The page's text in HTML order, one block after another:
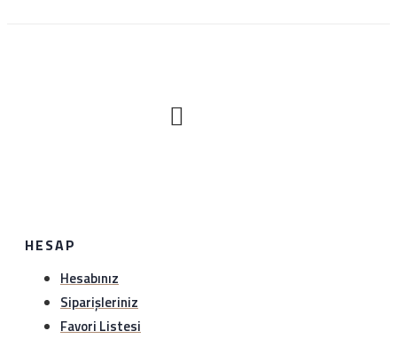
HESAP
Hesabınız
Siparişleriniz
Favori Listesi